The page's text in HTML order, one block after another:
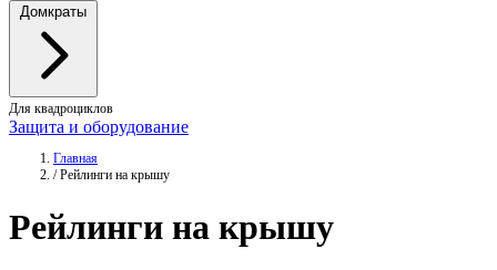
Домкраты
Для квадроциклов
Защита и оборудование
Главная
/ Рейлинги на крышу
Рейлинги на крышу